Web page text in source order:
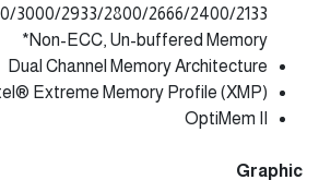
3000/2933/2800/2666/2400/2133
Non-ECC, Un-buffered Memory*
Dual Channel Memory Architecture
Extreme Memory Profile (XMP)
OptiMem II
Graphic